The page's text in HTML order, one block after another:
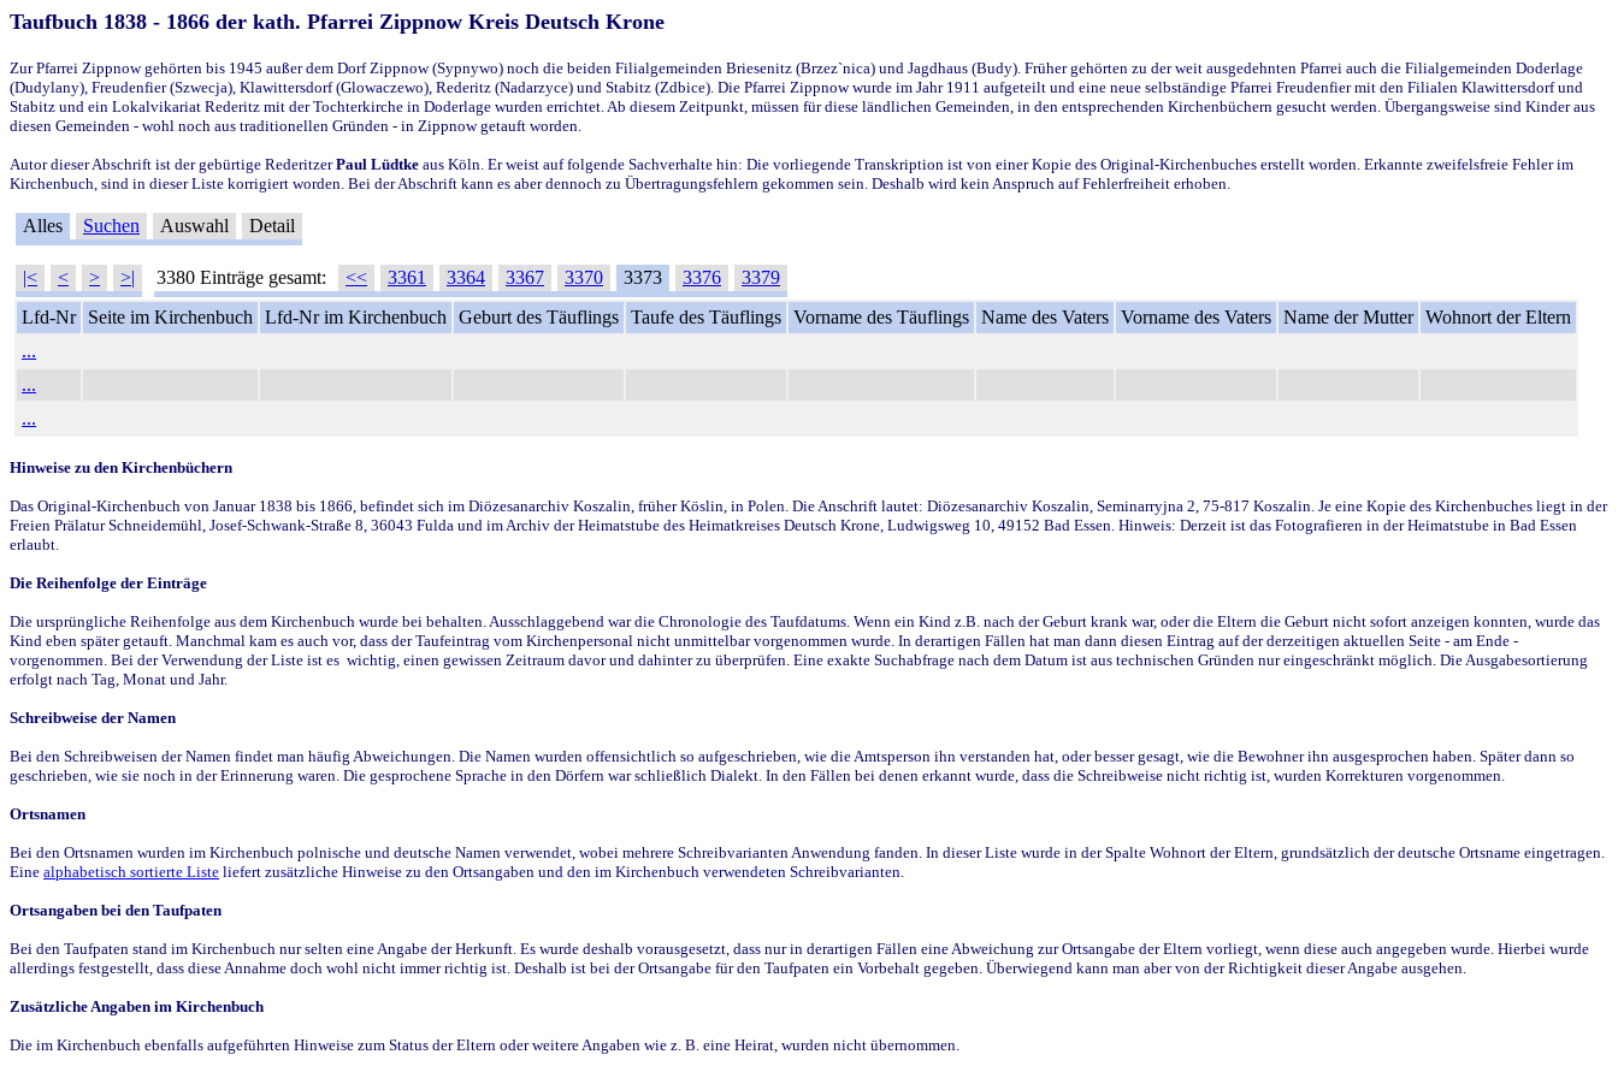
Taufbuch 1838 - 1866 der kath. Pfarrei Zippnow Kreis Deutsch Krone
Zur Pfarrei Zippnow gehörten bis 1945 außer dem Dorf Zippnow (Sypnywo) noch die beiden Filialgemeinden Briesenitz (Brzez`nica) und Jagdhaus (Budy). Früher gehörten zu der weit ausgedehnten Pfarrei auch die Filialgemeinden Doderlage
(Dudylany), Freudenfier (Szwecja), Klawittersdorf (Glowaczewo), Rederitz (Nadarzyce) und Stabitz (Zdbice). Die Pfarrei Zippnow wurde im Jahr 1911 aufgeteilt und eine neue selbständige Pfarrei Freudenfier mit den Filialen Klawittersdorf und
Stabitz und ein Lokalvikariat Rederitz mit der Tochterkirche in Doderlage wurden errichtet. Ab diesem Zeitpunkt, müssen für diese ländlichen Gemeinden, in den entsprechenden Kirchenbüchern gesucht werden. Übergangsweise sind Kinder aus
diesen Gemeinden - wohl noch aus traditionellen Gründen - in Zippnow getauft worden.
Autor dieser Abschrift ist der gebürtige RederitzerPaul Lüdtke aus Köln. Er weist auf folgende Sachverhalte hin: Die vorliegende Transkription ist von einer Kopie des Original-Kirchenbuches erstellt worden. Erkannte zweifelsfreie Fehler im
Kirchenbuch, sind in dieser Liste korrigiert worden. Bei der Abschrift kann es aber dennoch zu Übertragungsfehlern gekommen sein. Deshalb wird kein Anspruch auf Fehlerfreiheit erhoben.
Alles Suchen Auswahl Detail
|< < > >| 3380 Einträge gesamt: << 3361 3364 3367 3370 3373 3376
3379
Lfd-Nr
Seite im Kirchenbuch Lfd-Nr im Kirchenbuch Geburt des Täuflings Taufe des Täuflings Vorname des Täuflings Name des Vaters Vorname des Vaters Name der Mutter Wohnort der Eltern
...
...
...
Hinweise zu den Kirchenbüchern
Das Original-Kirchenbuch von Januar 1838 bis 1866, befindet sich im Diözesanarchiv Koszalin, früher Köslin, in Polen. Die Anschrift lautet: Diözesanarchiv Koszalin, Seminarryjna 2, 75-817 Koszalin. Je eine Kopie des Kirchenbuches liegt in der
Freien Prälatur Schneidemühl, Josef-Schwank-Straße 8, 36043 Fulda und im Archiv der Heimatstube des Heimatkreises Deutsch Krone, Ludwigsweg 10, 49152 Bad Essen. Hinweis: Derzeit ist das Fotografieren in der Heimatstube in Bad Essen
erlaubt.
Die Reihenfolge der Einträge
Die ursprüngliche Reihenfolge aus dem Kirchenbuch wurde bei behalten. Ausschlaggebend war die Chronologie des Taufdatums. Wenn ein Kind z.B. nach der Geburt krank war, oder die Eltern die Geburt nicht sofort anzeigen konnten, wurde das
Kind eben später getauft. Manchmal kam es auch vor, dass der Taufeintrag vom Kirchenpersonal nicht unmittelbar vorgenommen wurde. In derartigen Fällen hat man dann diesen Eintrag auf der derzeitigen aktuellen Seite - am Ende -
vorgenommen. Bei der Verwendung der Liste ist es wichtig, einen gewissen Zeitraum davor und dahinter zu überprüfen. Eine exakte Suchabfrage nach dem Datum ist aus technischen Gründen nur eingeschränkt möglich. Die Ausgabesortierung
erfolgt nach Tag, Monat und Jahr.
Schreibweise der Namen
Bei den Schreibweisen der Namen findet man häufig Abweichungen. Die Namen wurden offensichtlich so aufgeschrieben, wie die Amtsperson ihn verstanden hat, oder besser gesagt, wie die Bewohner ihn ausgesprochen haben. Später dann so
geschrieben, wie sie noch in der Erinnerung waren. Die gesprochene Sprache in den Dörfern war schließlich Dialekt. In den Fällen bei denen erkannt wurde, dass die Schreibweise nicht richtig ist, wurden Korrekturen vorgenommen.
Ortsnamen
Bei den Ortsnamen wurden im Kirchenbuch polnische und deutsche Namen verwendet, wobei mehrere Schreibvarianten Anwendung fanden. In dieser Liste wurde in der Spalte Wohnort der Eltern, grundsätzlich der deutsche Ortsname eingetragen.
Eine alphabetisch sortierte Liste liefert zusätzliche Hinweise zu den Ortsangaben und den im Kirchenbuch verwendeten Schreibvarianten.
Ortsangaben bei den Taufpaten
Bei den Taufpaten stand im Kirchenbuch nur selten eine Angabe der Herkunft. Es wurde deshalb vorausgesetzt, dass nur in derartigen Fällen eine Abweichung zur Ortsangabe der Eltern vorliegt, wenn diese auch angegeben wurde. Hierbei wurde
allerdings festgestellt, dass diese Annahme doch wohl nicht immer richtig ist. Deshalb ist bei der Ortsangabe für den Taufpaten ein Vorbehalt gegeben. Überwiegend kann man aber von der Richtigkeit dieser Angabe ausgehen.
Zusätzliche Angaben im Kirchenbuch
Die im Kirchenbuch ebenfalls aufgeführten Hinweise zum Status der Eltern oder weitere Angaben wie z. B. eine Heirat, wurden nicht übernommen.